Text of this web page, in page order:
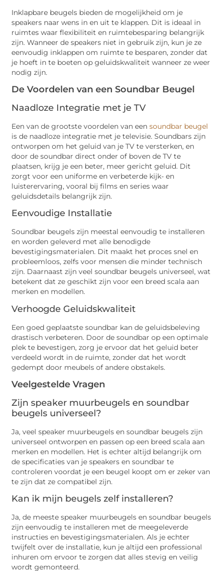
Inklapbare beugels bieden de mogelijkheid om je
speakers naar wens in en uit te klappen. Dit is ideaal in
ruimtes waar flexibiliteit en ruimtebesparing belangrijk
zijn. Wanneer de speakers niet in gebruik zijn, kun je ze
eenvoudig inklappen om ruimte te besparen, zonder dat
je hoeft in te boeten op geluidskwaliteit wanneer ze weer
nodig zijn.
De Voordelen van een Soundbar Beugel
Naadloze Integratie met je TV
Een van de grootste voordelen van een soundbar beugel
is de naadloze integratie met je televisie. Soundbars zijn
ontworpen om het geluid van je TV te versterken, en
door de soundbar direct onder of boven de TV te
plaatsen, krijg je een beter, meer gericht geluid. Dit
zorgt voor een uniforme en verbeterde kijk- en
luisterervaring, vooral bij films en series waar
geluidsdetails belangrijk zijn.
Eenvoudige Installatie
Soundbar beugels zijn meestal eenvoudig te installeren
en worden geleverd met alle benodigde
bevestigingsmaterialen. Dit maakt het proces snel en
probleemloos, zelfs voor mensen die minder technisch
zijn. Daarnaast zijn veel soundbar beugels universeel, wat
betekent dat ze geschikt zijn voor een breed scala aan
merken en modellen.
Verhoogde Geluidskwaliteit
Een goed geplaatste soundbar kan de geluidsbeleving
drastisch verbeteren. Door de soundbar op een optimale
plek te bevestigen, zorg je ervoor dat het geluid beter
verdeeld wordt in de ruimte, zonder dat het wordt
gedempt door meubels of andere obstakels.
Veelgestelde Vragen
Zijn speaker muurbeugels en soundbar
beugels universeel?
Ja, veel speaker muurbeugels en soundbar beugels zijn
universeel ontworpen en passen op een breed scala aan
merken en modellen. Het is echter altijd belangrijk om
de specificaties van je speakers en soundbar te
controleren voordat je een beugel koopt om er zeker van
te zijn dat ze compatibel zijn.
Kan ik mijn beugels zelf installeren?
Ja, de meeste speaker muurbeugels en soundbar beugels
zijn eenvoudig te installeren met de meegeleverde
instructies en bevestigingsmaterialen. Als je echter
twijfelt over de installatie, kun je altijd een professional
inhuren om ervoor te zorgen dat alles stevig en veilig
wordt gemonteerd.